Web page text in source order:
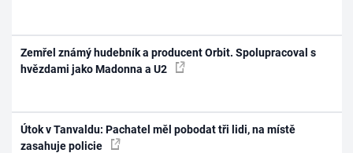
Zemřel známý hudebník a producent Orbit. Spolupracoval s
hvězdami jako Madonna a U2
Útok v Tanvaldu: Pachatel měl pobodat tři lidi, na místě
zasahuje policie